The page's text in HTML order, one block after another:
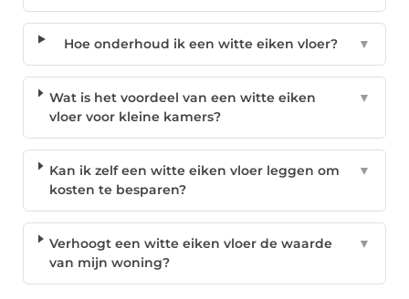
Hoe onderhoud ik een witte eiken vloer? ▼
Wat is het voordeel van een witte eiken
vloer voor kleine kamers?
▼
Kan ik zelf een witte eiken vloer leggen om
kosten te besparen?
▼
Verhoogt een witte eiken vloer de waarde
van mijn woning?
▼